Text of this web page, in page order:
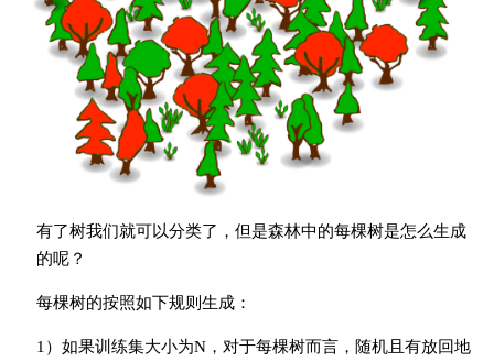
有了树我们就可以分类了，但是森林中的每棵树是怎么生成
的呢？
每棵树的按照如下规则生成：
1）如果训练集大小为N，对于每棵树而言，随机且有放回地